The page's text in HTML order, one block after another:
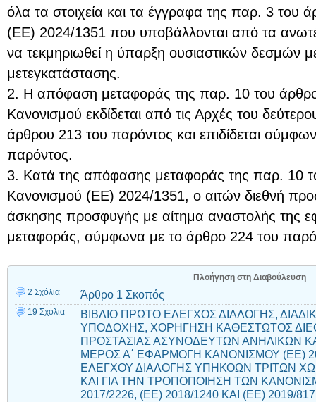
όλα τα στοιχεία και τα έγγραφα της παρ. 3 του
(ΕΕ) 2024/1351 που υποβάλλονται από τα
να τεκμηριωθεί η ύπαρξη ουσιαστικών δεσμών
μετεγκατάστασης.
2. Η απόφαση μεταφοράς της παρ. 10 του
Κανονισμού εκδίδεται από τις Αρχές του
άρθρου 213 του παρόντος και επιδίδεται
παρόντος.
3. Κατά της απόφασης μεταφοράς της παρ. 10
Κανονισμού (ΕΕ) 2024/1351, ο αιτών διεθνή
άσκησης προσφυγής με αίτημα αναστολής της
μεταφοράς, σύμφωνα με το άρθρο 224 του
Πλοήγηση στη Διαβούλευση
2 Σχόλια
Άρθρο 1 Σκοπός
19 Σχόλια
ΒΙΒΛΙΟ ΠΡΩΤΟ ΕΛΕΓΧΟΣ ΔΙΑΛΟΓΗΣ,
ΥΠΟΔΟΧΗΣ, ΧΟΡΗΓΗΣΗ ΚΑΘΕΣΤΩΤΟΣ
ΠΡΟΣΤΑΣΙΑΣ ΑΣΥΝΟΔΕΥΤΩΝ ΑΝΗΛΙΚΩΝ
ΜΕΡΟΣ Α΄ ΕΦΑΡΜΟΓΗ ΚΑΝΟΝΙΣΜΟΥ (ΕΕ)
ΕΛΕΓΧΟΥ ΔΙΑΛΟΓΗΣ ΥΠΗΚΟΩΝ ΤΡΙΤΩΝ
ΚΑΙ ΓΙΑ ΤΗΝ ΤΡΟΠΟΠΟΙΗΣΗ ΤΩΝ
2017/2226, (ΕΕ) 2018/1240 ΚΑΙ (ΕΕ) 2019/